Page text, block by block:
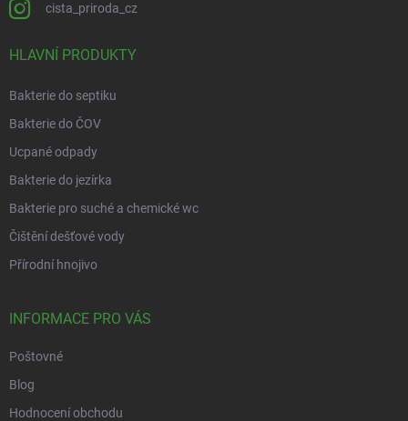
cista_priroda_cz
HLAVNÍ PRODUKTY
Bakterie do septiku
Bakterie do ČOV
Ucpané odpady
Bakterie do jezírka
Bakterie pro suché a chemické wc
Čištění dešťové vody
Přírodní hnojivo
INFORMACE PRO VÁS
Poštovné
Blog
Hodnocení obchodu